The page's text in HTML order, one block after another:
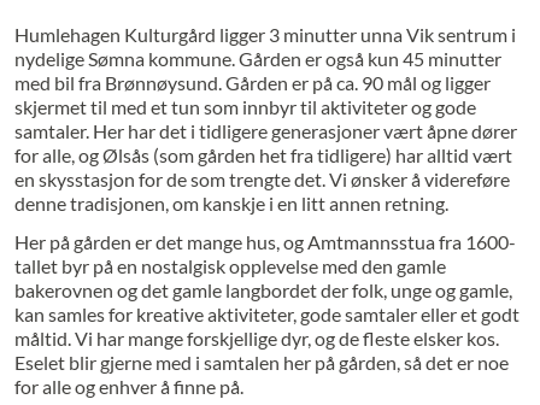
Humlehagen Kulturgård ligger 3 minutter unna Vik sentrum i
nydelige Sømna kommune. Gården er også kun 45 minutter
med bil fra Brønnøysund. Gården er på ca. 90 mål og ligger
skjermet til med et tun som innbyr til aktiviteter og gode
samtaler. Her har det i tidligere generasjoner vært åpne dører
for alle, og Ølsås (som gården het fra tidligere) har alltid vært
en skysstasjon for de som trengte det. Vi ønsker å videreføre
denne tradisjonen, om kanskje i en litt annen retning.
Her på gården er det mange hus, og Amtmannsstua fra 1600-
tallet byr på en nostalgisk opplevelse med den gamle
bakerovnen og det gamle langbordet der folk, unge og gamle,
kan samles for kreative aktiviteter, gode samtaler eller et godt
måltid. Vi har mange forskjellige dyr, og de fleste elsker kos.
Eselet blir gjerne med i samtalen her på gården, så det er noe
for alle og enhver å finne på.